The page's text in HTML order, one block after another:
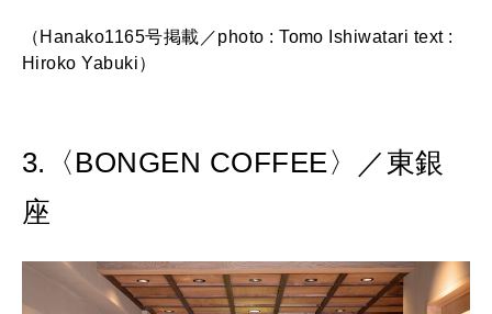
（Hanako1165号掲載／photo : Tomo Ishiwatari text :
Hiroko Yabuki）
3.〈BONGEN COFFEE〉／東銀
座